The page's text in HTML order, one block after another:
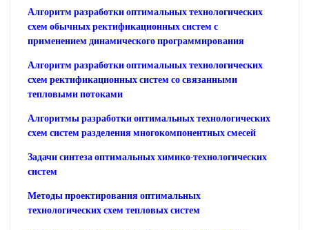
Алгоритм разработки оптимальных технологических
схем обычных ректификационных систем с
применением динамического программирования
Алгоритм разработки оптимальных технологических
схем ректификационных систем со связанными
тепловыми потоками
Алгоритмы разработки оптимальных технологических
схем систем разделения многокомпонентных смесей
Задачи синтеза оптимальных химико-технологических
систем
Методы проектирования оптимальных
технологических схем тепловых систем